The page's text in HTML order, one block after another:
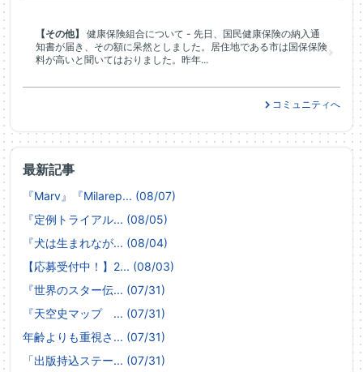
最新記事
『Marv』『Milarep... (08/07)
『定例トライアル... (08/05)
『犬は生まれなが... (08/04)
【応募受付中！】2... (08/03)
『世界のスター伝... (07/31)
『天空史マップ ... (07/31)
年齢よりも重視さ... (07/31)
「出版持込ステー... (07/31)
【その他】
健康保険組合について - 先日、国民健康保険の納入通
知書が届き、その額に呆然としました。居住地である市は国保保険
料が高いと聞いてはおりました。昨年...
コミュニティへ